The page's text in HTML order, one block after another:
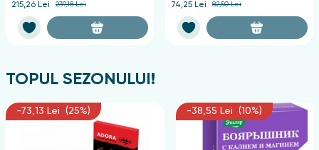
215,26 Lei 239,18 Lei 74,25 Lei 82,50 Lei
TOPUL SEZONULUI!
-73,13 Lei (25%) -38,55 Lei (10%)